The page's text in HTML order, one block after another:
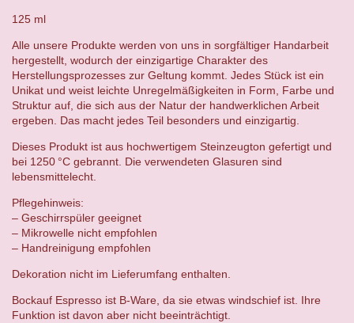
125 ml
Alle unsere Produkte werden von uns in sorgfältiger Handarbeit
hergestellt, wodurch der einzigartige Charakter des
Herstellungsprozesses zur Geltung kommt. Jedes Stück ist ein
Unikat und weist leichte Unregelmäßigkeiten in Form, Farbe und
Struktur auf, die sich aus der Natur der handwerklichen Arbeit
ergeben. Das macht jedes Teil besonders und einzigartig.
Dieses Produkt ist aus hochwertigem Steinzeugton gefertigt und
bei 1250 °C gebrannt. Die verwendeten Glasuren sind
lebensmittelecht.
Pflegehinweis:
– Geschirrspüler geeignet
– Mikrowelle nicht empfohlen
– Handreinigung empfohlen
Dekoration nicht im Lieferumfang enthalten.
Bockauf Espresso ist B-Ware, da sie etwas windschief ist. Ihre
Funktion ist davon aber nicht beeinträchtigt.